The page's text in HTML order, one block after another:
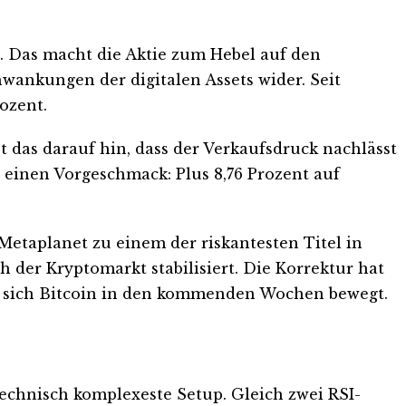
macht die Aktie zum Hebel auf den
der digitalen Assets wider. Seit
darauf hin, dass der Verkaufsdruck nachlässt
Vorgeschmack: Plus 8,76 Prozent auf
zu einem der riskantesten Titel in
der Kryptomarkt stabilisiert. Die Korrektur hat
Bitcoin in den kommenden Wochen bewegt.
komplexeste Setup. Gleich zwei RSI-